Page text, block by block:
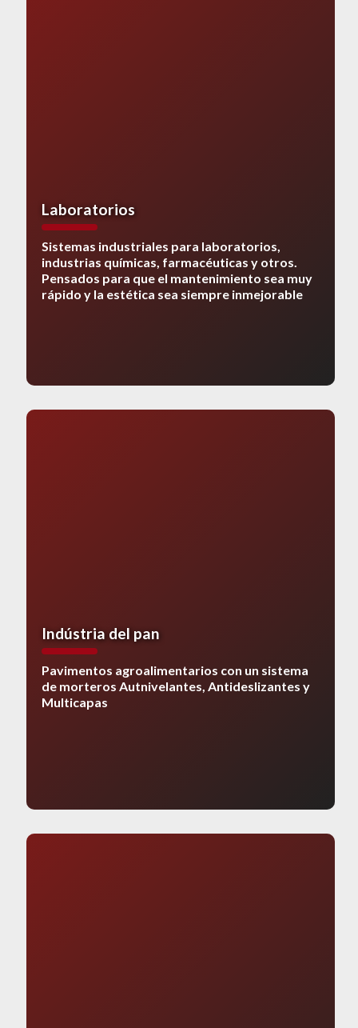
Laboratorios
Sistemas industriales para laboratorios,
industrias químicas, farmacéuticas y otros.
Pensados ​​para que el mantenimiento sea muy
rápido y la estética sea siempre inmejorable
Indústria del pan
Pavimentos agroalimentarios con un sistema
de morteros Autnivelantes, Antideslizantes y
Multicapas